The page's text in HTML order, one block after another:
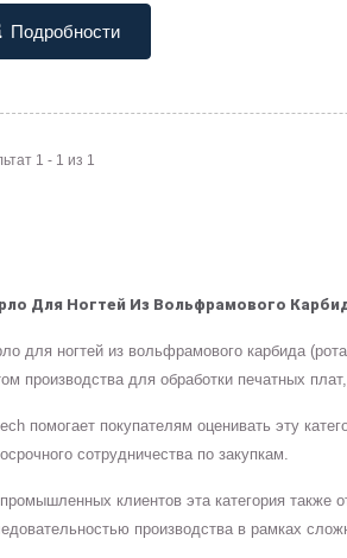
Подробности
1 - 1 из 1
Для Ногтей Из Вольфрамового
для ногтей из вольфрамового карбида
производства для обработки печатных
помогает покупателям оценивать эту
сотрудничества по закупкам.
клиентов эта категория также
производства в рамках